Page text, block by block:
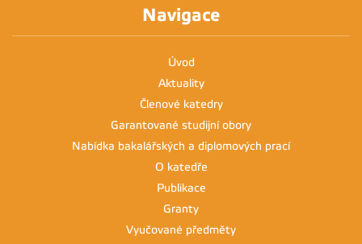
Navigace
Úvod
Aktuality
Členové katedry
Garantované studijní obory
Nabídka bakalářských a diplomových prací
O katedře
Publikace
Granty
Vyučované předměty